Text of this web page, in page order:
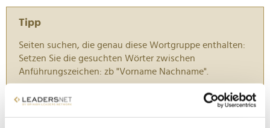
Tipp
Seiten suchen, die genau diese Wortgruppe enthalten:
Setzen Sie die gesuchten Wörter zwischen
Anführungszeichen: zb "Vorname Nachname".